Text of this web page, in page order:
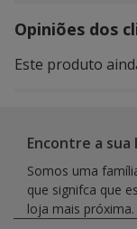
Opiniões dos
Este produto
Encontre a sua
Somos uma
que signifca que
loja mais próxima.